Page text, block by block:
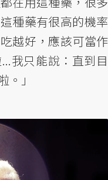
種藥有很高的機率
越好，應該可當作
我只能說：直到目
」